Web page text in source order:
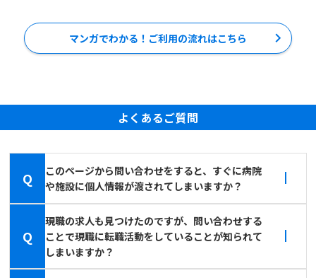
マンガでわかる！ご利用の流れはこちら
よくあるご質問
Q
このページから問い合わせをすると、すぐに病院
や施設に個人情報が渡されてしまいますか？
Q
現職の求人も見つけたのですが、問い合わせする
ことで現職に転職活動をしていることが知られて
しまいますか？